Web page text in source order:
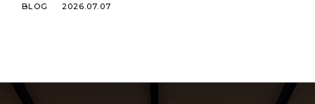
BLOG 2026.07.07